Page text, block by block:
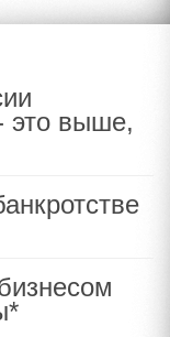
это выше,